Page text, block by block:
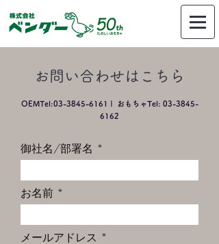
​お問い合わせはこちら
OEMTel:03-3845-6161 | おもちゃTel: 03-3845-
6162
御社名/部署名
お名前
メールアドレス